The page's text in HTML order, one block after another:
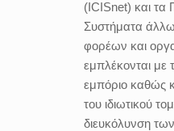
(ICISnet) και τα
Συστήματα
φορέων και
εμπλέκονται με
εμπόριο καθώς
του ιδιωτικού
διευκόλυνση